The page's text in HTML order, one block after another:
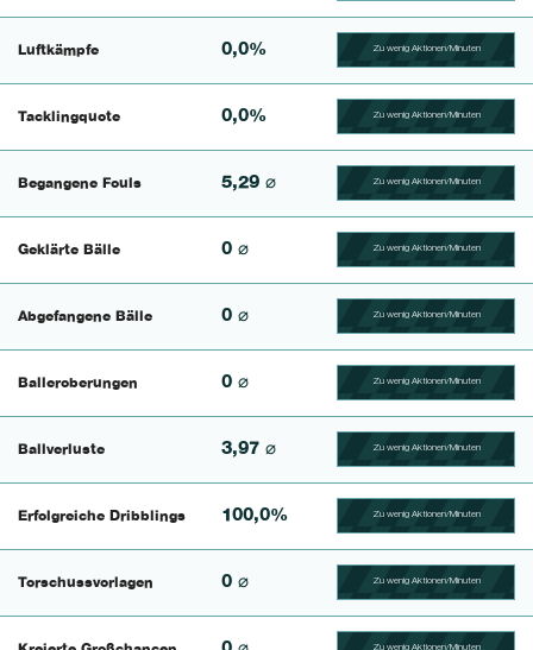
Luftkämpfe 0,0% Zu wenig Aktionen/Minuten
Tacklingquote 0,0% Zu wenig Aktionen/Minuten
Begangene Fouls 5,29 ⌀ Zu wenig Aktionen/Minuten
Geklärte Bälle 0 ⌀ Zu wenig Aktionen/Minuten
Abgefangene Bälle 0 ⌀ Zu wenig Aktionen/Minuten
Balleroberungen 0 ⌀ Zu wenig Aktionen/Minuten
Ballverluste 3,97 ⌀ Zu wenig Aktionen/Minuten
Erfolgreiche Dribblings 100,0% Zu wenig Aktionen/Minuten
Torschussvorlagen 0 ⌀ Zu wenig Aktionen/Minuten
Zu wenig Aktionen/Minuten